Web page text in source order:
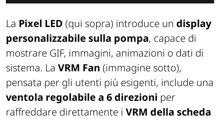
La Pixel LED (qui sopra) introduce un display
personalizzabile sulla pompa, capace di
mostrare GIF, immagini, animazioni o dati di
sistema. La VRM Fan (immagine sotto),
pensata per gli utenti più esigenti, include una
ventola regolabile a 6 direzioni per
raffreddare direttamente i VRM della scheda